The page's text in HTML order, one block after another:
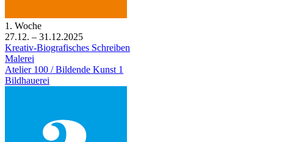
1. Woche
27.12. – 31.12.2025
Kreativ-Biografisches Schreiben
Malerei
Atelier 100 / Bildende Kunst 1
Bildhauerei